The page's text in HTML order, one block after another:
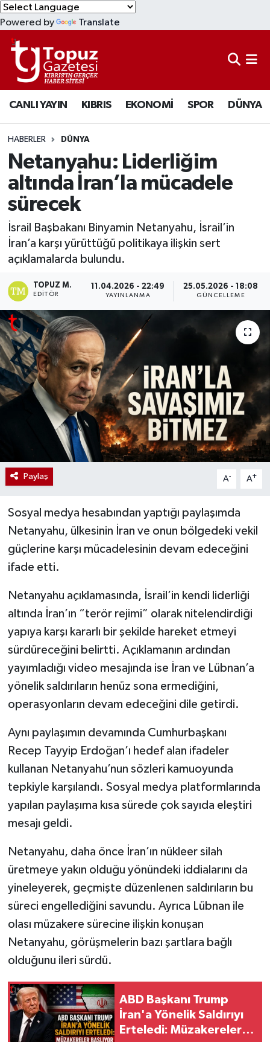
Powered by Translate
CANLI YAYIN KIBRIS EKONOMİ SPOR DÜNYA
HABERLER DÜNYA
Netanyahu: Liderliğim
altında İran’la mücadele
sürecek
İsrail Başbakanı Binyamin Netanyahu, İsrail’in
İran’a karşı yürüttüğü politikaya ilişkin sert
açıklamalarda bulundu.
TOPUZ M.
EDITÖR
11.04.2026 - 22:49
YAYINLANMA
25.05.2026 - 18:08
GÜNCELLEME
Paylaş A- A+
Sosyal medya hesabından yaptığı paylaşımda
Netanyahu, ülkesinin İran ve onun bölgedeki vekil
güçlerine karşı mücadelesinin devam edeceğini
ifade etti.
Netanyahu açıklamasında, İsrail’in kendi liderliği
altında İran’ın “terör rejimi” olarak nitelendirdiği
yapıya karşı kararlı bir şekilde hareket etmeyi
sürdüreceğini belirtti. Açıklamanın ardından
yayımladığı video mesajında ise İran ve Lübnan’a
yönelik saldırıların henüz sona ermediğini,
operasyonların devam edeceğini dile getirdi.
Aynı paylaşımın devamında Cumhurbaşkanı
Recep Tayyip Erdoğan’ı hedef alan ifadeler
kullanan Netanyahu’nun sözleri kamuoyunda
tepkiyle karşılandı. Sosyal medya platformlarında
yapılan paylaşıma kısa sürede çok sayıda eleştiri
mesajı geldi.
Netanyahu, daha önce İran’ın nükleer silah
üretmeye yakın olduğu yönündeki iddialarını da
yineleyerek, geçmişte düzenlenen saldırıların bu
süreci engellediğini savundu. Ayrıca Lübnan ile
olası müzakere sürecine ilişkin konuşan
Netanyahu, görüşmelerin bazı şartlara bağlı
olduğunu ileri sürdü.
ABD Başkanı Trump
İran'a Yönelik Saldırıyı
Erteledi: Müzakereler
KIBRIS
DÜNYA
EKONOMİ
MAGAZİN
SAĞLIK
SPOR
TEKNOLOJİ
TÜRKİYE
Lefkoşa Nöbetçi Eczaneler
Lefkoşa Hava Durumu
Lefkoşa Trafik Yoğunluk Haritası
Süper Lig Puan Durumu ve Fikstür
Tüm Manşetler
Son Dakika Haberleri
Haber Arşivi